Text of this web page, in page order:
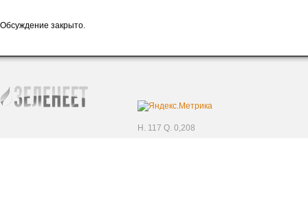
Обсуждение закрыто.
H. 117 Q. 0,208